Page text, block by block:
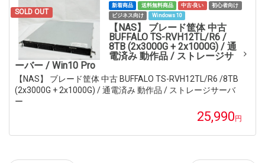
SOLD OUT
新着商品 送料無料商品 中古-良い
初心者向け
ビジネス向け
Windows 10
【NAS】 ブレード筐体 中古
BUFFALO TS-RVH12TL/R6 /
8TB (2x3000G + 2x1000G) / 通
電済み 動作品 / ストレージサ
ーバー / Win10 Pro
【NAS】 ブレード筐体 中古 BUFFALO TS-RVH12TL/R6 /8TB
(2x3000G + 2x1000G) / 通電済み 動作品 / ストレージサーバ
ー
25,990 円